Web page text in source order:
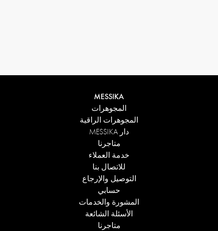
MESSIKA
المجوهرات
المجوهرات الراقية
دار MESSIKA
متاجرنا
خدمة العملاء
للاتصال بنا
التوصيل والإرجاع
حسابي
المشورة والخدمات
الأسئلة الشائعة
متاجرنا